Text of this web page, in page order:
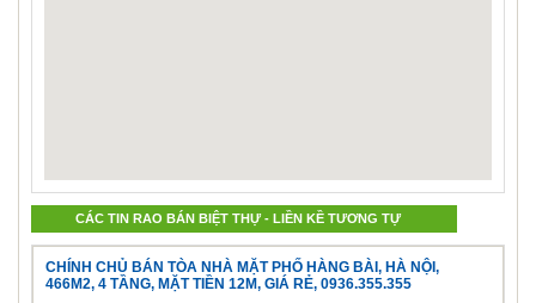
CÁC TIN RAO BÁN BIỆT THỰ - LIỀN KỀ TƯƠNG TỰ
CHÍNH CHỦ BÁN TÒA NHÀ MẶT PHỐ HÀNG BÀI, HÀ NỘI,
466M2, 4 TẦNG, MẶT TIỀN 12M, GIÁ RẺ, 0936.355.355